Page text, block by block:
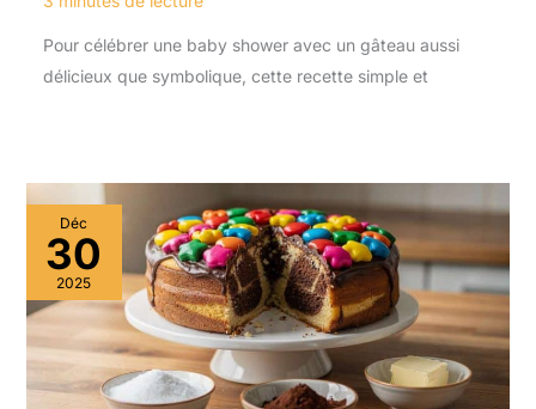
Pour célébrer une baby shower avec un gâteau aussi
délicieux que symbolique, cette recette simple et
Déc
30
2025